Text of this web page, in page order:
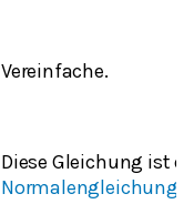
Vereinfache.
Diese Gleichung ist
Normalengleichung